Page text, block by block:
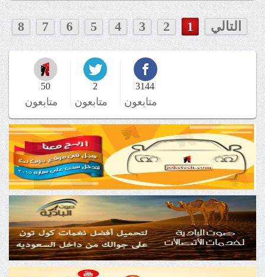
التالي 1
2
3
4
5
6
7
8
50
متابعون
2
متابعون
3144
متابعون